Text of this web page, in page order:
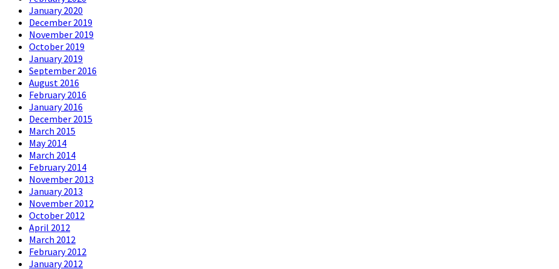
January 2020
December 2019
November 2019
October 2019
January 2019
September 2016
August 2016
February 2016
January 2016
December 2015
March 2015
May 2014
March 2014
February 2014
November 2013
January 2013
November 2012
October 2012
April 2012
March 2012
February 2012
January 2012